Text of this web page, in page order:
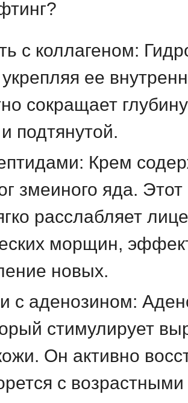
с коллагеном:
ее
сокращает
подтянутой.
Крем
змеиного яда.
расслабляет
морщин,
новых.
с аденозином:
стимулирует
Он активно
с